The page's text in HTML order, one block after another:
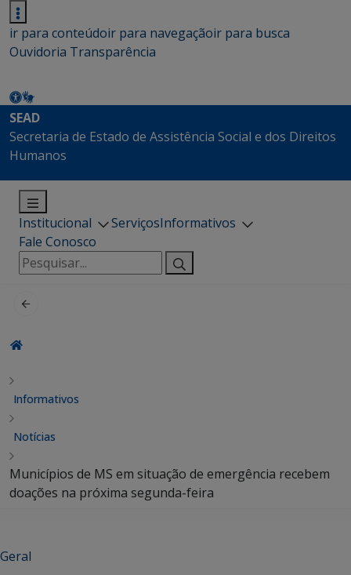
ir para conteúdoir para navegaçãoir para busca
Ouvidoria Transparência
SEAD
Secretaria de Estado de Assistência Social e dos Direitos
Humanos
Institucional ServiçosInformativos
Fale Conosco
Pesquisar
por:
Informativos
Notícias
Municípios de MS em situação de emergência recebem
doações na próxima segunda-feira
Geral